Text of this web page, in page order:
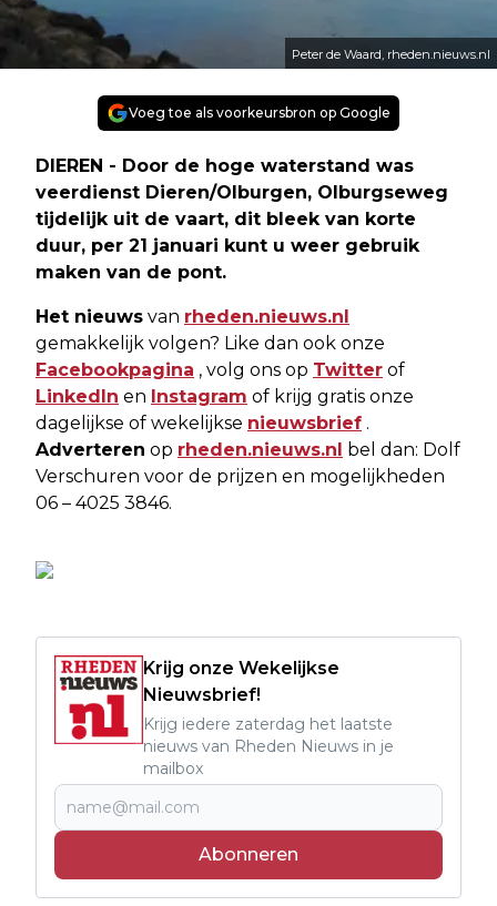
Peter de Waard, rheden.nieuws.nl
Voeg toe als voorkeursbron op Google
DIEREN - Door de hoge waterstand was
veerdienst Dieren/Olburgen, Olburgseweg
tijdelijk uit de vaart, dit bleek van korte
duur, per 21 januari kunt u weer gebruik
maken van de pont.
Het nieuws van rheden.nieuws.nl
gemakkelijk volgen? Like dan ook onze
Facebookpagina , volg ons op Twitter of
LinkedIn en Instagram of krijg gratis onze
dagelijkse of wekelijkse nieuwsbrief .
Adverteren op rheden.nieuws.nl bel dan: Dolf
Verschuren voor de prijzen en mogelijkheden
06 – 4025 3846.
Krijg onze Wekelijkse
Nieuwsbrief!
Krijg iedere zaterdag het laatste
nieuws van Rheden Nieuws in je
mailbox
Abonneren